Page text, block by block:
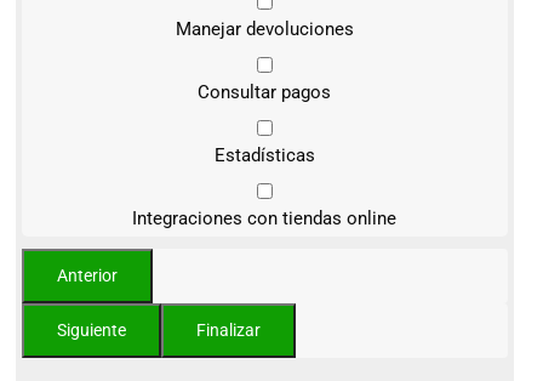
Manejar devoluciones
Consultar pagos
Estadísticas
Integraciones con tiendas online